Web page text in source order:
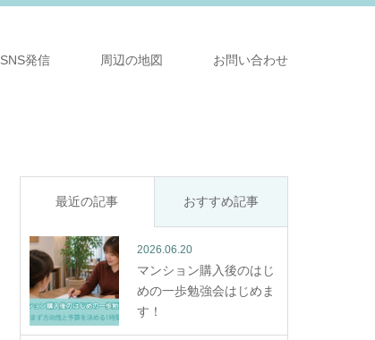
SNS発信 周辺の地図 お問い合わせ
最近の記事 おすすめ記事
2026.06.20
マンション購入後のはじ
めの一歩勉強会はじめま
す！